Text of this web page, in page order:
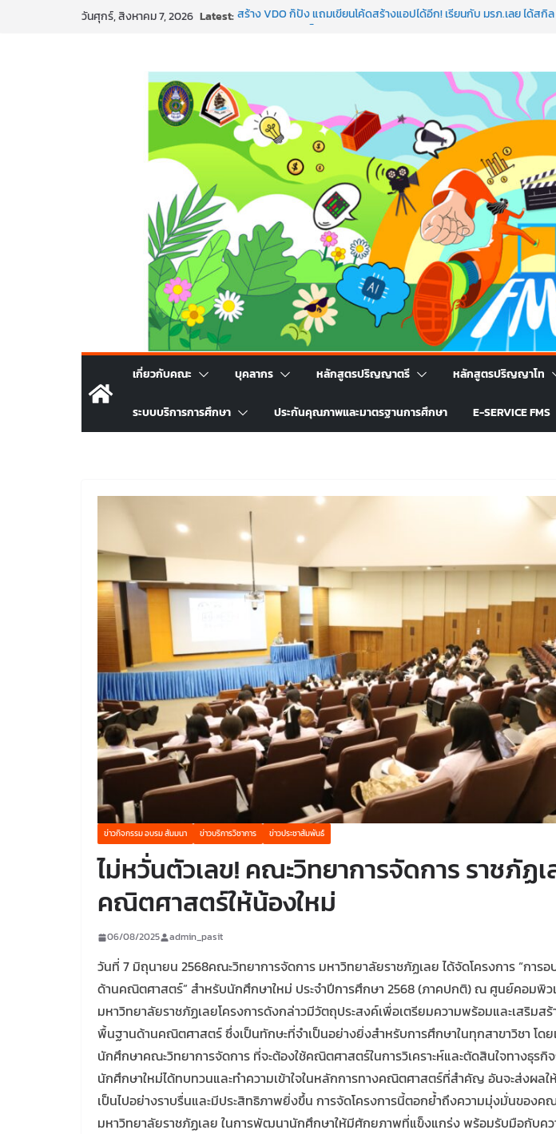
วันศุกร์, สิงหาคม 7, 2026 Latest:สร้าง VDO ก็ปัง แถมเขียนโค้ดสร้างแอปได้อีก! เรียนกับ มรภ.เลย ได้สกิล
พาธุรกิจท้องถิ่นสู่ตลาดโลก ด้วยเทคโนโลยี AI!
SMEs ยุคนี้ ถ้าไม่ใช้ AI ถือว่าพลาดมาก!
เกี่ยวกับคณะ บุคลากร หลักสูตรปริญญาตรี หลักสูตรปริญญาโท
ระบบบริการการศึกษา ประกันคุณภาพและมาตรฐานการศึกษา E-SERVICE FMS
ข่าวกิจกรรม อบรม สัมมนา ข่าวบริการวิชาการ ข่าวประชาสัมพันธ์
ไม่หวั่นตัวเลข! คณะวิทยาการจัดการ ราชภัฏ
คณิตศาสตร์ให้น้องใหม่
06/08/2025 admin_pasit
วันที่ 7 มิถุนายน 2568คณะวิทยาการจัดการ มหาวิทยาลัยราชภัฏเลย ได้จัดโครงการ “การ
ด้านคณิตศาสตร์” สำหรับนักศึกษาใหม่ ประจำปีการศึกษา 2568 (ภาคปกติ) ณ ศูนย์คอมพิว
มหาวิทยาลัยราชภัฏเลยโครงการดังกล่าวมีวัตถุประสงค์เพื่อเตรียมความพร้อมและเสริมสร้
พื้นฐานด้านคณิตศาสตร์ ซึ่งเป็นทักษะที่จำเป็นอย่างยิ่งสำหรับการศึกษาในทุกสาขาวิชา โดย
นักศึกษาคณะวิทยาการจัดการ ที่จะต้องใช้คณิตศาสตร์ในการวิเคราะห์และตัดสินใจทางธุรกิ
นักศึกษาใหม่ได้ทบทวนและทำความเข้าใจในหลักการทางคณิตศาสตร์ที่สำคัญ อันจะส่งผลใ
เป็นไปอย่างราบรื่นและมีประสิทธิภาพยิ่งขึ้น การจัดโครงการนี้ตอกย้ำถึงความมุ่งมั่นของค
มหาวิทยาลัยราชภัฏเลย ในการพัฒนานักศึกษาให้มีศักยภาพที่แข็งแกร่ง พร้อมรับมือกับคว